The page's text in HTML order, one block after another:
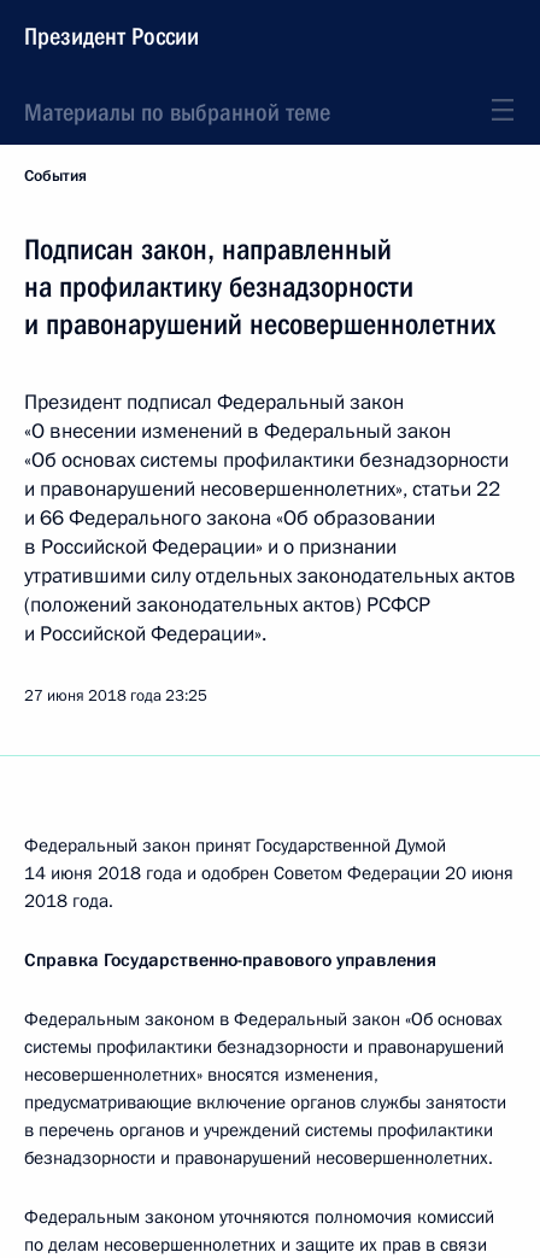
Президент России
Материалы по выбранной теме
События
Подписан закон, направленный
на профилактику безнадзорности
и правонарушений несовершеннолетних
Президент подписал Федеральный закон
«О внесении изменений в Федеральный закон
«Об основах системы профилактики безнадзорности
и правонарушений несовершеннолетних», статьи 22
и 66 Федерального закона «Об образовании
в Российской Федерации» и о признании
утратившими силу отдельных законодательных актов
(положений законодательных актов) РСФСР
и Российской Федерации».
27 июня 2018 года23:25
Федеральный закон принят Государственной Думой
14 июня 2018 года и одобрен Советом Федерации 20 июня
2018 года.
Справка Государственно-правового управления
Федеральным законом в Федеральный закон «Об основах
системы профилактики безнадзорности и правонарушений
несовершеннолетних» вносятся изменения,
предусматривающие включение органов службы занятости
в перечень органов и учреждений системы профилактики
безнадзорности и правонарушений несовершеннолетних.
Федеральным законом уточняются полномочия комиссий
по делам несовершеннолетних и защите их прав в связи